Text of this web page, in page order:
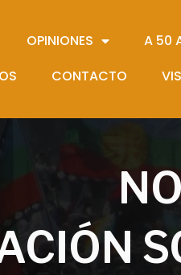
OPINIONES A 50
CONTACTO